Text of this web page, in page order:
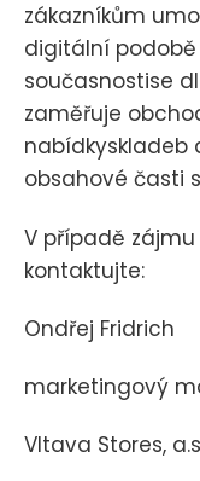
zákazníkům
digitální podobě
současnostise
zaměřuje
nabídkyskladeb
obsahové časti
V případě
kontaktujte:
Ondřej Fridrich
marketingový
Vltava Stores,